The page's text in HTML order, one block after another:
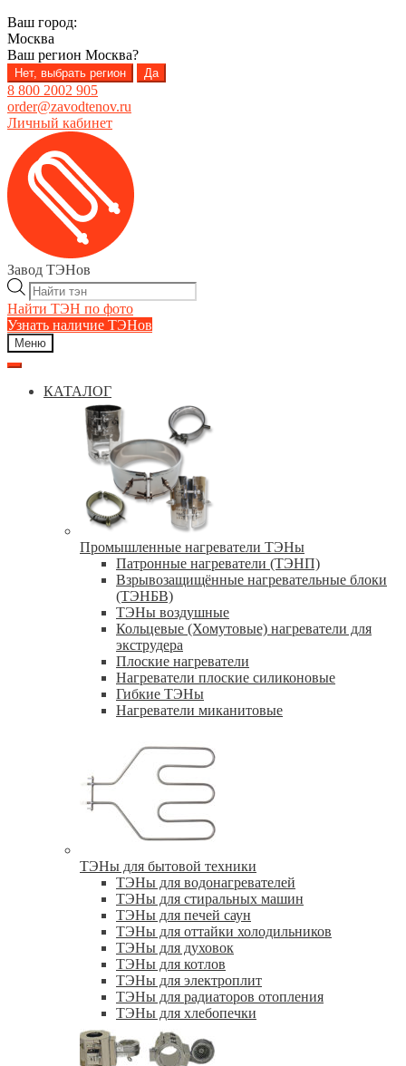
Ваш город:
Москва
Ваш регион Москва?
Нет, выбрать регион Да
8 800 2002 905
order@zavodtenov.ru
Личный кабинет
Перейти
навигации
Перейти
содержимому
Завод ТЭНов
Поиск
товаров
Найти ТЭН по фото
Узнать наличие ТЭНов
Меню
КАТАЛОГ
Промышленные нагреватели ТЭНы
Патронные нагреватели (ТЭНП)
Взрывозащищённые нагревательные блоки
(ТЭНБВ)
ТЭНы воздушные
Кольцевые (Хомутовые) нагреватели для
экструдера
Плоские нагреватели
Нагреватели плоские силиконовые
Гибкие ТЭНы
Нагреватели миканитовые
ТЭНы для бытовой техники
ТЭНы для водонагревателей
ТЭНы для стиральных машин
ТЭНы для печей саун
ТЭНы для оттайки холодильников
ТЭНы для духовок
ТЭНы для котлов
ТЭНы для электроплит
ТЭНы для радиаторов отопления
ТЭНы для хлебопечки